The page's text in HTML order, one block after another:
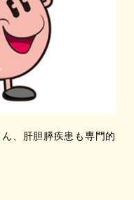
、肝胆膵疾患も専門的